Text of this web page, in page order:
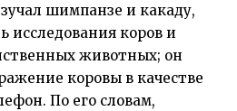
шимпанзе и какаду,
исследования коров и
животных; он
коровы в качестве
По его словам,